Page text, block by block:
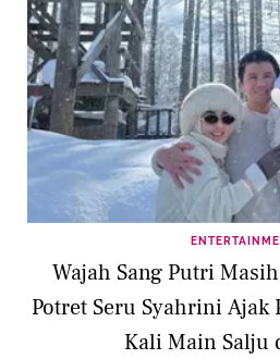
Wajah Sang Putri
Potret Seru Syahrini Ajak
Kali Main Salju